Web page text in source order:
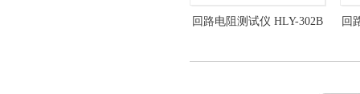
回路电阻测试仪 HLY-302B 回